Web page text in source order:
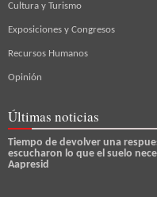
Cultura y Turismo
Exposiciones y Congresos
Recursos Humanos
Opinión
Últimas noticias
Tiempo de devolver una
escucharon lo que el suelo
Aapresid